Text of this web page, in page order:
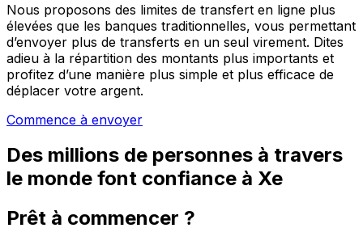
Nous proposons des limites de transfert en ligne plus
élevées que les banques traditionnelles, vous permettant
d’envoyer plus de transferts en un seul virement. Dites
adieu à la répartition des montants plus importants et
profitez d’une manière plus simple et plus efficace de
déplacer votre argent.
Commence à envoyer
Des millions de personnes à travers
le monde font confiance à Xe
Prêt à commencer ?